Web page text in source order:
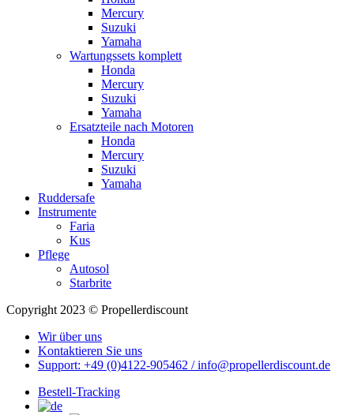
Mercury
Suzuki
Yamaha
Wartungssets komplett
Honda
Mercury
Suzuki
Yamaha
Ersatzteile nach Motoren
Honda
Mercury
Suzuki
Yamaha
Ruddersafe
Instrumente
Faria
Kus
Pflege
Autosol
Starbrite
Copyright 2023 © Propellerdiscount
Wir über uns
Kontaktieren Sie uns
Support: +49 (0)4122-905462 / info@propellerdiscount.de
Bestell-Tracking